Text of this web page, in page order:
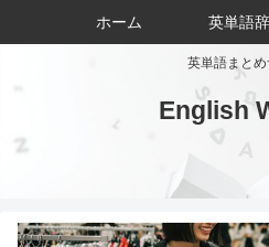
英単語まとめ
English
ホーム 英単語